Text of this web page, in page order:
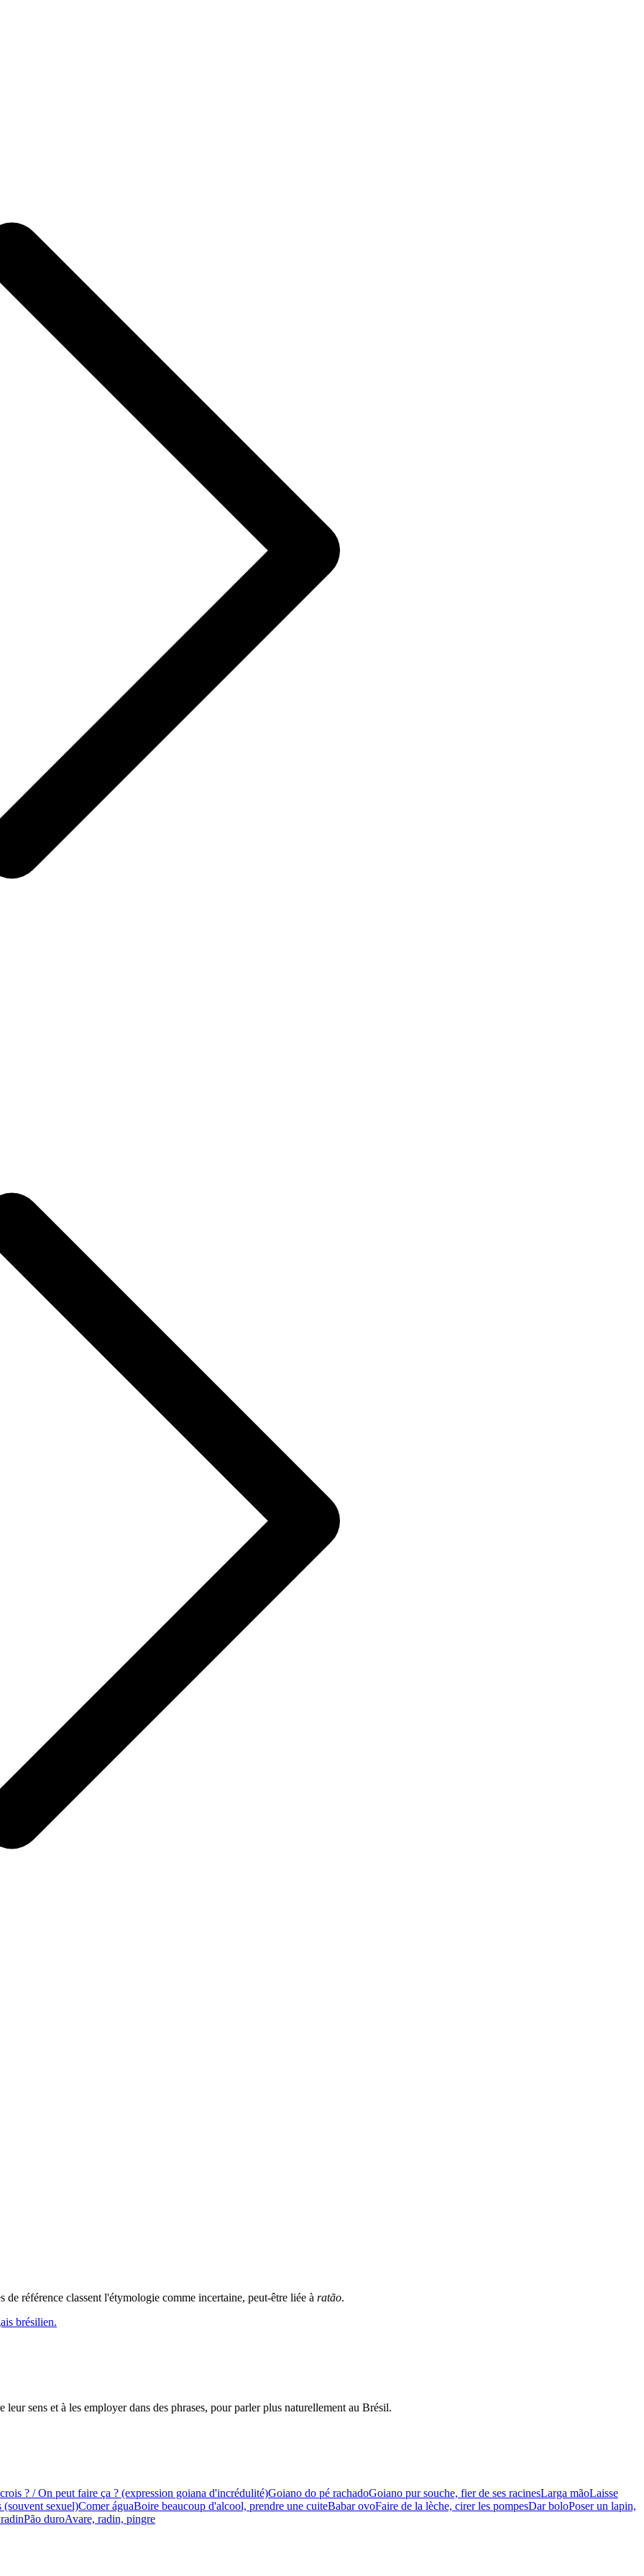
référence classent l'étymologie comme incertaine, peut-être liée à ratão.
brésilien.
sens et à les employer dans des phrases, pour parler plus naturellement au Brésil.
? / On peut faire ça ? (expression goiana d'incrédulité)Goiano do pé rachadoGoiano pur souche, fier de ses racinesLarga mãoLaisse
(souvent sexuel)Comer águaBoire beaucoup d'alcool, prendre une cuiteBabar ovoFaire de la lèche, cirer les pompesDar boloPoser un lapin,
Pão duroAvare, radin, pingre